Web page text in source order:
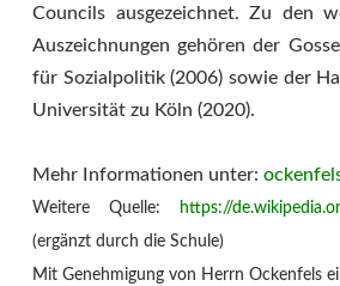
Councils ausgezeichnet. Zu den
Auszeichnungen gehören der
für Sozialpolitik (2006) sowie der
Universität zu Köln (2020).
Mehr Informationen unter:
Weitere Quelle:
https://
(ergänzt durch die Schule)
Mit Genehmigung von Herrn Ockenfels